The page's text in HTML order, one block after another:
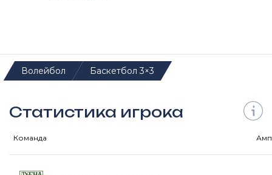
Волейбол Баскетбол 3×3
Статистика игрока
Команда